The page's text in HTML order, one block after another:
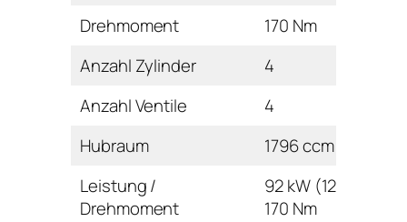
Drehmoment
170 Nm
Anzahl Zylinder
4
Anzahl Ventile
4
Hubraum
1796 ccm
Leistung /
Drehmoment
92 kW (125 PS) /
170 Nm